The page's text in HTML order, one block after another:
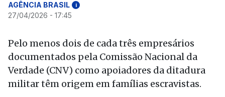
AGÊNCIA BRASIL i
27/04/2026 - 17:45
Pelo menos dois de cada três empresários
documentados pela Comissão Nacional da
Verdade (CNV) como apoiadores da ditadura
militar têm origem em famílias escravistas.